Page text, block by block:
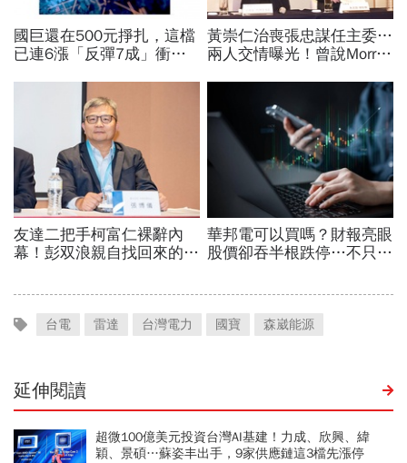
台電 雷達 台灣電力 國寶 森崴能源
延伸閱讀
超微100億美元投資台灣AI基建！力成、欣興、緯
穎、景碩…蘇姿丰出手，9家供應鏈這3檔先漲停